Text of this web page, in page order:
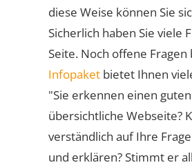
diese Weise können Sie
Sicherlich haben Sie viele
Seite. Noch offene
Infopaket bietet Ihnen
"Sie erkennen einen guten
übersichtliche Webseite?
verständlich auf Ihre
und erklären? Stimmt er